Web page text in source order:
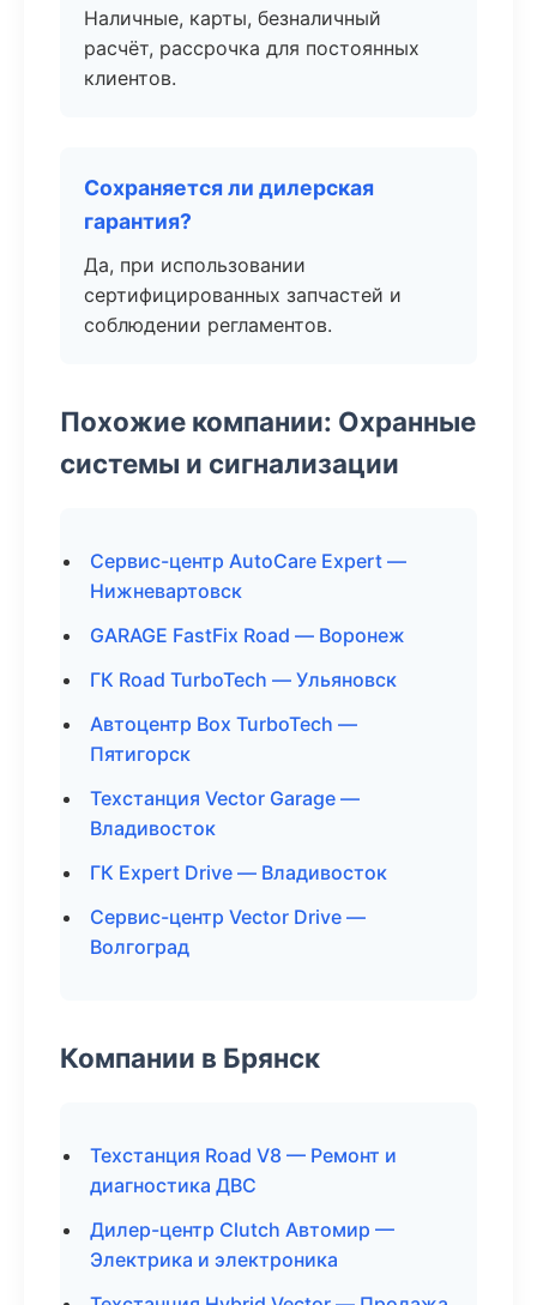
Наличные, карты, безналичный
расчёт, рассрочка для постоянных
клиентов.
Сохраняется ли дилерская
гарантия?
Да, при использовании
сертифицированных запчастей и
соблюдении регламентов.
Похожие компании: Охранные
системы и сигнализации
Сервис-центр AutoCare Expert —
Нижневартовск
GARAGE FastFix Road — Воронеж
ГК Road TurboTech — Ульяновск
Автоцентр Box TurboTech —
Пятигорск
Техстанция Vector Garage —
Владивосток
ГК Expert Drive — Владивосток
Сервис-центр Vector Drive —
Волгоград
Компании в Брянск
Техстанция Road V8 — Ремонт и
диагностика ДВС
Дилер-центр Clutch Автомир —
Электрика и электроника